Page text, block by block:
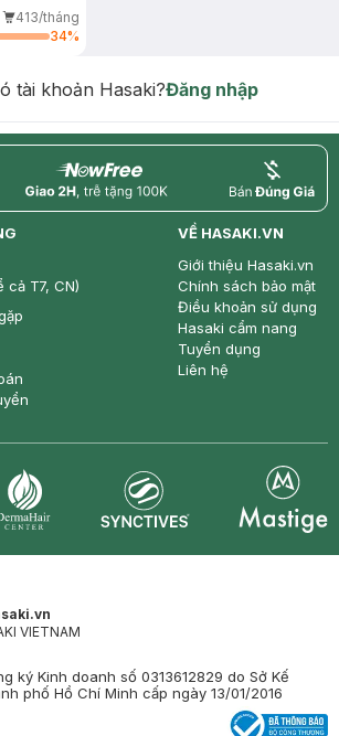
413/tháng
34%
tài khoản Hasaki?Đăng nhập
nowfree price
cả T7, CN)
VỀ HASAKI.VN
Giới thiệu Hasaki.vn
Chính sách bảo mật
Điều khoản sử dụng
Hasaki cẩm nang
Tuyển dụng
Liên hệ
VIETNAM
ký Kinh doanh số 0313612829 do Sở Kế
phố Hồ Chí Minh cấp ngày 13/01/2016